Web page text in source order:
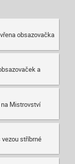
obsazovačka
a
Mistrovství
stříbrné